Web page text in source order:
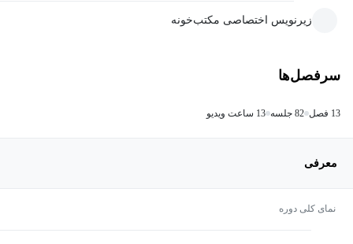
زیرنویس اختصاصی مکتب‌خونه
سرفصل‌ها
13 فصل 82 جلسه 13 ساعت ویدیو
معرفی
نمای کلی دوره